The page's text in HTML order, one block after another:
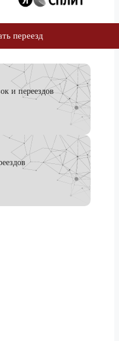
переезд
и переездов